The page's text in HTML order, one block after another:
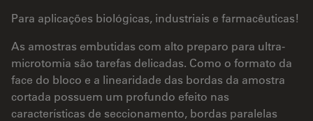
Para aplicações biológicas, industriais e farmacêuticas!
As amostras embutidas com alto preparo para ultra-
microtomia são tarefas delicadas. Como o formato da
face do bloco e a linearidade das bordas da amostra
cortada possuem um profundo efeito nas
características de seccionamento, bordas paralelas